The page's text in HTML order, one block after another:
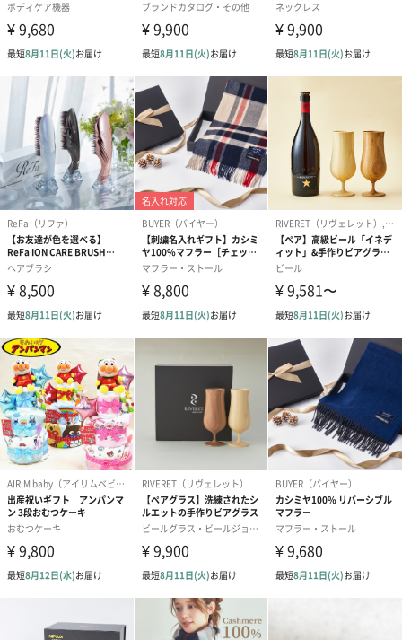
ノンカフェインフルー
ツティー（562円）
葉酸入りデカフェコー
ヒー（875円）
カフェインレ
ー（519円）
ベビーグッズ
出産祝いギフトへの＋αにおすすめです。新生児〜1歳ごろまでの
赤ちゃん向けのアイテムをご用意しました。
商品と同梱してお届けいたします。
スタイ（ブルー）
（2,310円）
ソックス（ピンク）
ソックス（ブ
（1,650円）
生花
生花のブーケを同梱します。
※9-15時にご注文いただく場合、最短のお届け可能日が通常より
も1日遅くなります。